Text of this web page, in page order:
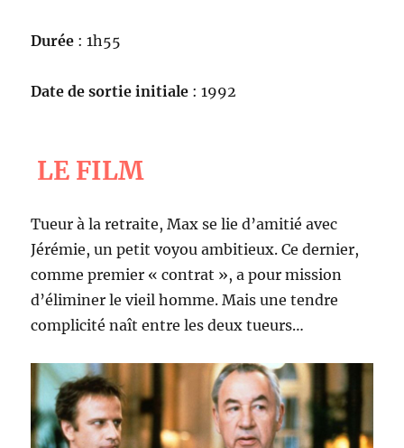
Durée : 1h55
Date de sortie initiale : 1992
LE FILM
Tueur à la retraite, Max se lie d’amitié avec
Jérémie, un petit voyou ambitieux. Ce dernier,
comme premier « contrat », a pour mission
d’éliminer le vieil homme. Mais une tendre
complicité naît entre les deux tueurs…